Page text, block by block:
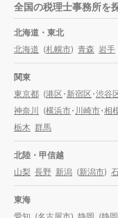
全国の税理士事務所を
北海道・東北
北海道 (札幌市) 青森 岩手
関東
東京都 (港区・新宿区・渋谷
神奈川
(横浜市・川崎市・相
栃木 群馬
北陸・甲信越
山梨 長野 新潟 (新潟市)
東海